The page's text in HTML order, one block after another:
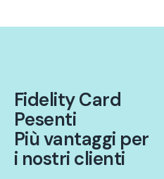
FidelityCard
Pesenti
Piùvantaggi per
i nostri clienti